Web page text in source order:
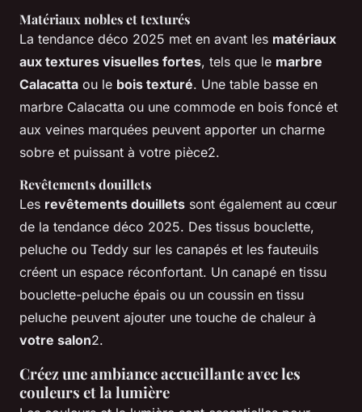
Matériaux nobles et texturés
La tendance déco 2025 met en avant les matériaux
aux textures visuelles fortes, tels que le marbre
Calacatta ou le bois texturé. Une table basse en
marbre Calacatta ou une commode en bois foncé et
aux veines marquées peuvent apporter un charme
sobre et puissant à votre pièce2.
Revêtements douillets
Les revêtements douillets sont également au cœur
de la tendance déco 2025. Des tissus bouclette,
peluche ou Teddy sur les canapés et les fauteuils
créent un espace réconfortant. Un canapé en tissu
bouclette-peluche épais ou un coussin en tissu
peluche peuvent ajouter une touche de chaleur à
votre salon2.
Créez une ambiance accueillante avec les
couleurs et la lumière